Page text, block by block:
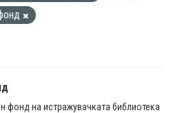
фонд на истражувачката библиотека